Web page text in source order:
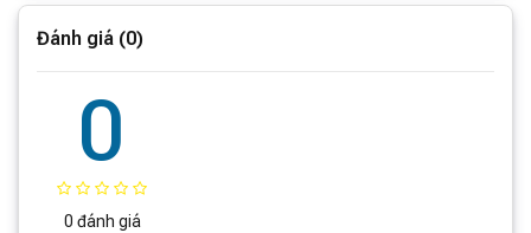
Thiết kế đột phá, không gian trong lành
KEHEAL A4 PRO không chỉ là một chiếc quạt thông
thường, mà còn là một tác phẩm nghệ thuật với thiết kế
độc đáo không cánh, tạo nên một vẻ đẹp hiện đại và
Đánh giá (0)
0
0 đánh giá